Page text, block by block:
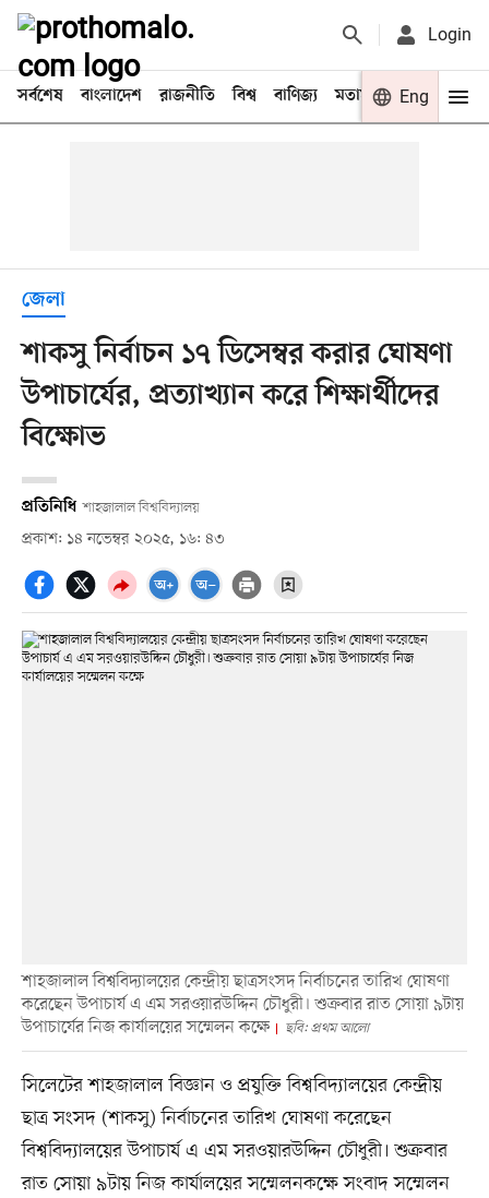
Login
সর্বশেষ বাংলাদেশ রাজনীতি বিশ্ব বাণিজ্য মতামত খেলা
Eng
জেলা
শাকসু নির্বাচন ১৭ ডিসেম্বর করার ঘোষণা
উপাচার্যের, প্রত্যাখ্যান করে শিক্ষার্থীদের
বিক্ষোভ
প্রতিনিধি শাহজালাল বিশ্ববিদ্যালয়
প্রকাশ: ১৪ নভেম্বর ২০২৫, ১৬: ৪৩
শাহজালাল বিশ্ববিদ্যালয়ের কেন্দ্রীয় ছাত্রসংসদ নির্বাচনের তারিখ ঘোষণা
করেছেন উপাচার্য এ এম সরওয়ারউদ্দিন চৌধুরী। শুক্রবার রাত সোয়া ৯টায়
উপাচার্যের নিজ কার্যালয়ের সম্মেলন কক্ষে
ছবি: প্রথম আলো
সিলেটের শাহজালাল বিজ্ঞান ও প্রযুক্তি বিশ্ববিদ্যালয়ের কেন্দ্রীয়
ছাত্র সংসদ (শাকসু) নির্বাচনের তারিখ ঘোষণা করেছেন
বিশ্ববিদ্যালয়ের উপাচার্য এ এম সরওয়ারউদ্দিন চৌধুরী। শুক্রবার
রাত সোয়া ৯টায় নিজ কার্যালয়ের সম্মেলনকক্ষে সংবাদ সম্মেলন